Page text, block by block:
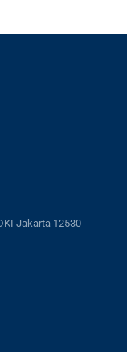
Jakarta 12530